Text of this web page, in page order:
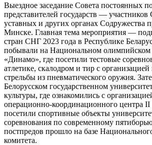
Выездное заседание Совета постоянных
представителей государств —
уставных и других органах Содружества
Минске. Главная тема мероприятия —
стран СНГ 2023 года в Республике
побывали на Национальном олимпийском
«Динамо», где посетили тестовые
атлетике, скалодром и тир с
стрельбы из пневматического оружия.
Белорусском государственном
культуры, где ознакомились с
операционно-координационного центра
посетили спортивные объекты
соревнования по современному
постпредов прошло на базе
комитета.